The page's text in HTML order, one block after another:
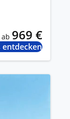
ab 969 €
entdecken